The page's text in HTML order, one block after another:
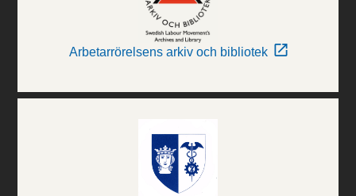
Arbetarrörelsens arkiv och bibliotek